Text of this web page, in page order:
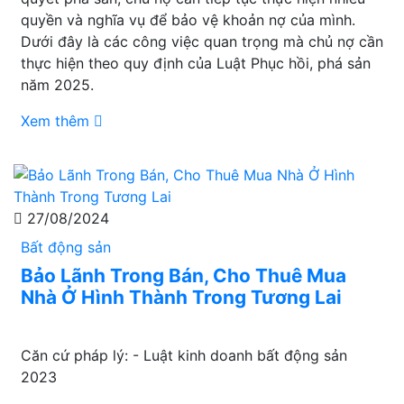
quyền và nghĩa vụ để bảo vệ khoản nợ của mình.
Dưới đây là các công việc quan trọng mà chủ nợ cần
thực hiện theo quy định của Luật Phục hồi, phá sản
năm 2025.
Xem thêm
27/08/2024
Bất động sản
Bảo Lãnh Trong Bán, Cho Thuê Mua
Nhà Ở Hình Thành Trong Tương Lai
Căn cứ pháp lý: - Luật kinh doanh bất động sản
2023